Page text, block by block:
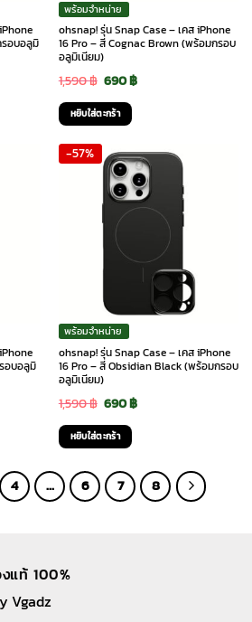
อบอลูมิ
พร้อมจำหน่าย
ohsnap! รุ่น Snap Case – เคส iPhone
16 Pro – สี Cognac Brown (พร้อมกรอบ
อลูมิเนียม)
1,590฿ Original
price
was:
1,590 ฿.
690฿Current
690 ฿.
หยิบใส่ตะกร้า
อบอลูมิ
-57%
พร้อมจำหน่าย
ohsnap! รุ่น Snap Case – เคส iPhone
16 Pro – สี Obsidian Black (พร้อมกรอบ
อลูมิเนียม)
1,590฿ Original
price
was:
1,590 ฿.
690฿Current
690 ฿.
หยิบใส่ตะกร้า
4 … 6 7 8
แท้ 100%
Vgadz